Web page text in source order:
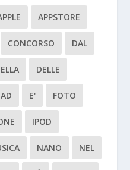
APPSTORE
CONCORSO DAL
DELLE
E' FOTO
IPOD
NANO NEL